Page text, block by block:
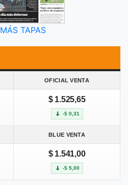
TAPAS
OFICIAL VENTA
$ 1.525,65
-$ 0,31
BLUE VENTA
$ 1.541,00
-$ 5,00